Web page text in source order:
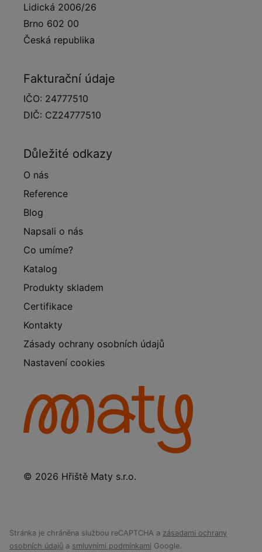
Lidická 2006/26
Brno 602 00
Česká republika
Fakturační údaje
IČO: 24777510
DIČ: CZ24777510
Důležité odkazy
O nás
Reference
Blog
Napsali o nás
Co umíme?
Katalog
Produkty skladem
Certifikace
Kontakty
Zásady ochrany osobních údajů
Nastavení cookies
© 2026 Hřiště Maty s.r.o.
Stránka je chráněna službou reCAPTCHA a zásadami ochrany
osobních údajů a smluvními podmínkami Google.